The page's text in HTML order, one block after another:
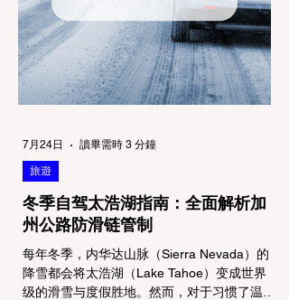
冬季自驾太浩湖指南：全面解析加
州公路防滑链管制
每年冬季，内华达山脉（Sierra Nevada）的
降雪都会将太浩湖（Lake Tahoe）变成世界
级的滑雪与度假胜地。然而，对于习惯了温暖
旅遊
7月24日 讀畢需時 3 分鐘